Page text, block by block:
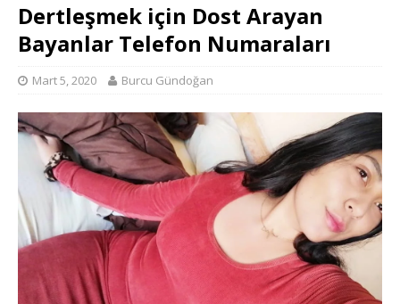
Dertleşmek için Dost Arayan
Bayanlar Telefon Numaraları
Mart 5, 2020 Burcu Gündoğan